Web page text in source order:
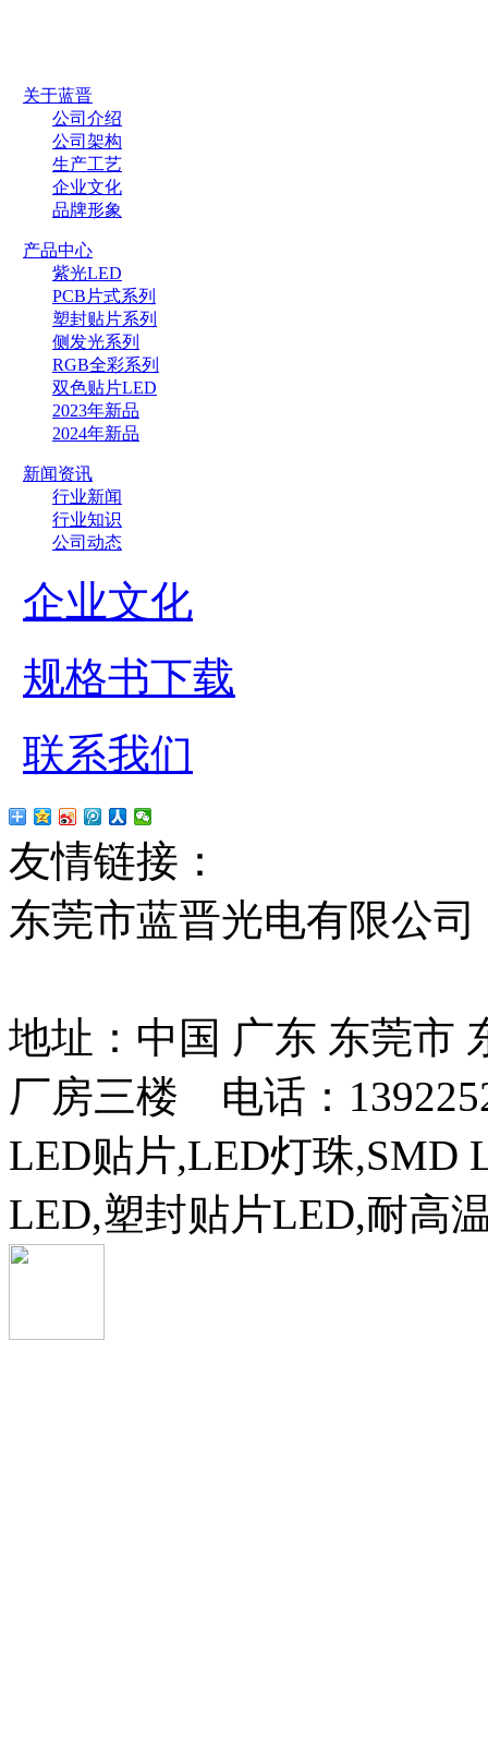
关于蓝晋
公司介绍
公司架构
生产工艺
企业文化
品牌形象
产品中心
紫光LED
PCB片式系列
塑封贴片系列
侧发光系列
RGB全彩系列
双色贴片LED
2023年新品
2024年新品
新闻资讯
行业新闻
行业知识
公司动态
企业文化
规格书下载
联系我们
友情链接：
东莞市蓝晋光电有限公
地址：中国 广东 东莞市
厂房三楼 电话：
LED贴片,LED灯珠,SMD
LED,塑封贴片LED,耐